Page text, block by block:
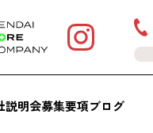
説明会募集要項ブログ